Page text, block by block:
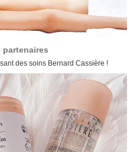
des soins Bernard Cassière !